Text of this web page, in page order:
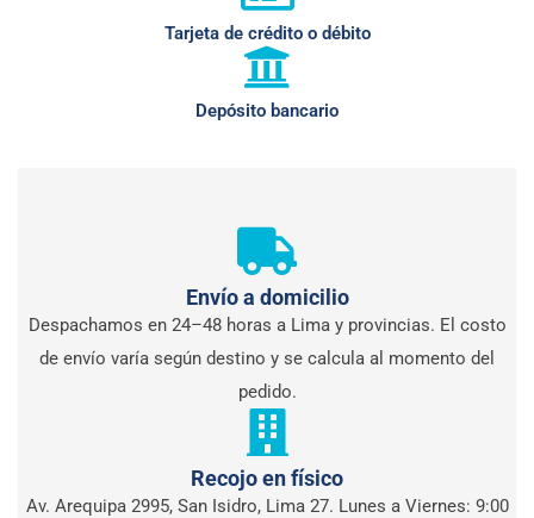
Tarjeta de crédito o débito
Depósito bancario
Envío a domicilio
Despachamos en 24–48 horas a Lima y provincias. El costo
de envío varía según destino y se calcula al momento del
pedido.
Recojo en físico
Av. Arequipa 2995, San Isidro, Lima 27. Lunes a Viernes: 9:00